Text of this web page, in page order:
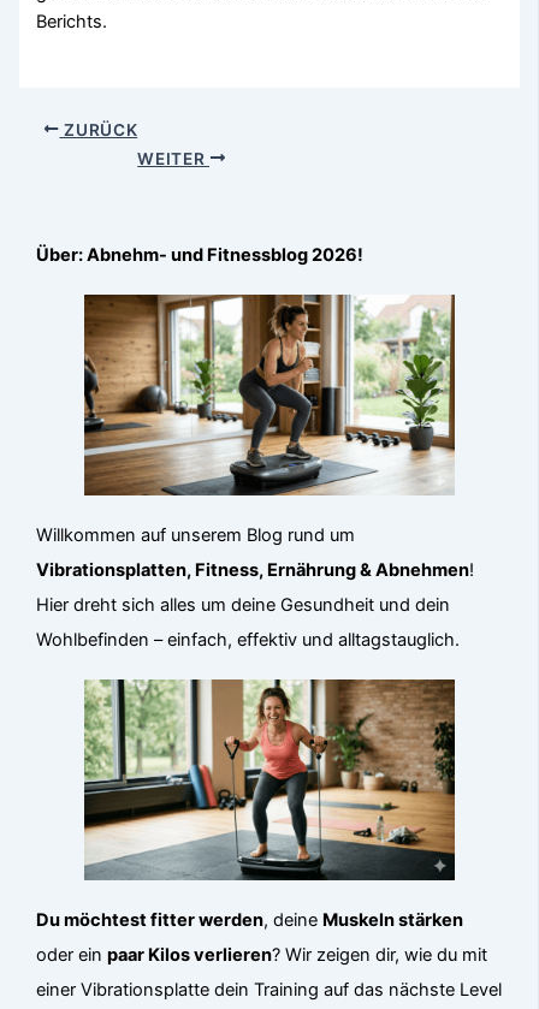
Berichts.
ZURÜCK
WEITER
Über: Abnehm- und Fitnessblog 2026!
Willkommen auf unserem Blog rund um
Vibrationsplatten, Fitness, Ernährung & Abnehmen!
Hier dreht sich alles um deine Gesundheit und dein
Wohlbefinden – einfach, effektiv und alltagstauglich.
Du möchtest fitter werden, deine Muskeln stärken
oder einpaar Kilos verlieren? Wir zeigen dir, wie du mit
einer Vibrationsplatte dein Training auf das nächste Level